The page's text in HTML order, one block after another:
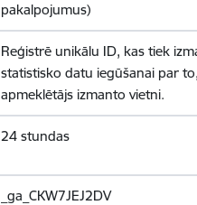
pakalpojumus)
Reģistrē unikālu ID, kas tiek
statistisko datu iegūšanai par
apmeklētājs izmanto vietni.
24 stundas
_ga_CKW7JEJ2DV